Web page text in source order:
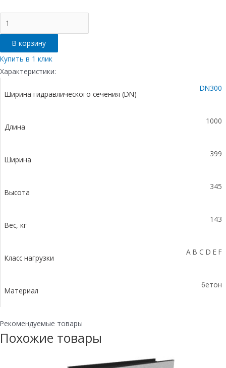
товара
Лоток
водоотводный
бетонный
коробчатый
(СО-300мм),
чугунной
водосливом
(30).34,5(27,5)
S,
В корзину
Купить в 1 клик
Характеристики:
Ширина гидравлического сечения (DN)
DN300
Длина
1000
Ширина
399
Высота
345
Вес, кг
143
Класс нагрузки
A B C D E F
Материал
бетон
Рекомендуемые товары
Похожие товары